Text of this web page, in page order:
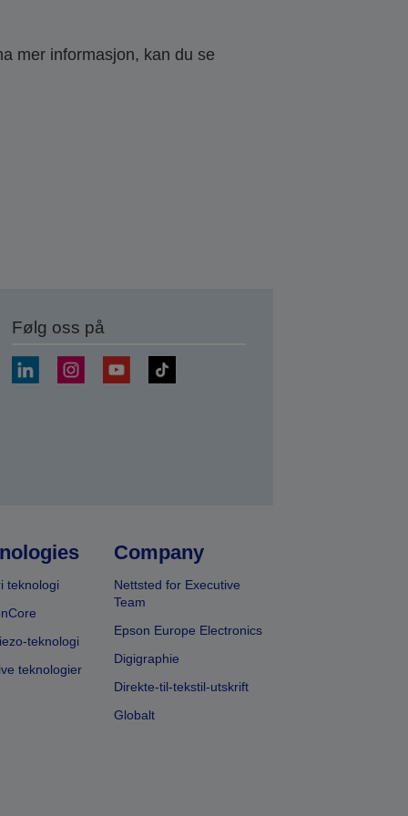
mer informasjon, kan du se
Følg oss på
teknologi
teknologi
teknologier
Company
Nettsted for Executive
Team
Epson Europe Electronics
Digigraphie
Direkte-til-tekstil-utskrift
Globalt